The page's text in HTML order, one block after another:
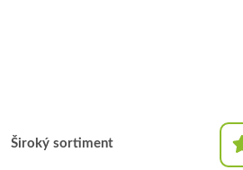
Široký sortiment